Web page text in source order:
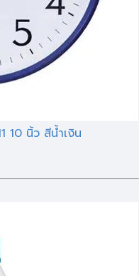
10 นิ้ว สีน้ำเงิน